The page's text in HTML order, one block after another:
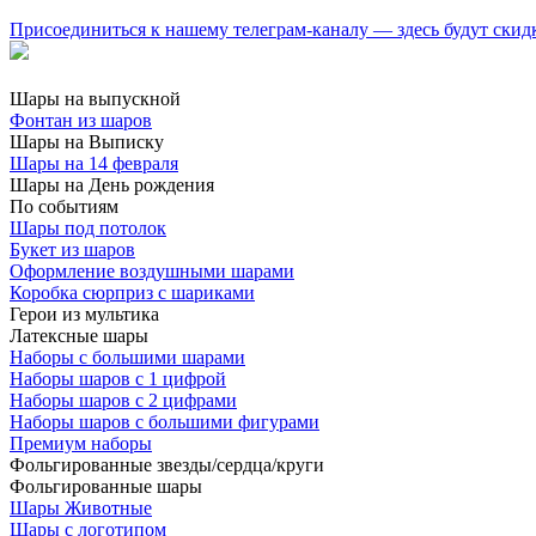
Присоединиться к нашему телеграм-каналу — здесь будут
Шары на выпускной
Фонтан из шаров
Шары на Выписку
Шары на 14 февраля
Шары на День рождения
По событиям
Шары под потолок
Букет из шаров
Оформление воздушными шарами
Коробка сюрприз с шариками
Герои из мультика
Латексные шары
Наборы с большими шарами
Наборы шаров с 1 цифрой
Наборы шаров с 2 цифрами
Наборы шаров с большими фигурами
Премиум наборы
Фольгированные звезды/сердца/круги
Фольгированные шары
Шары Животные
Шары с логотипом